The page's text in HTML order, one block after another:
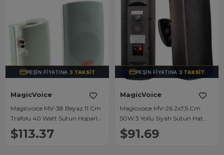
PEŞIN FIYATINA3 TAKSIT
MagicVoice
Magicvoice MV-38 Beyaz 11 Cm
Trafolu 40 Watt Sütun Hoparlör
2'li Takım
$113.37
PEŞIN FIYATINA3 TAKSIT
MagicVoice
Magicvoice MV-26 2x7,5 Cm
50W 3 Yollu Siyah Sütun Hat
Trafolu Hoparlör 2'li Takım
$91.69